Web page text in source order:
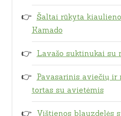
Šaltai rūkyta
Kamado
Lavašo suktinukai su
Pavasarinis aviečių ir
tortas su avietėmis
Vištienos blauzdelės